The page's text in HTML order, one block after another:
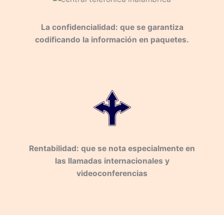
La confidencialidad: que se garantiza
codificando la información en paquetes.
Rentabilidad: que se nota especialmente en
las llamadas internacionales y
videoconferencias